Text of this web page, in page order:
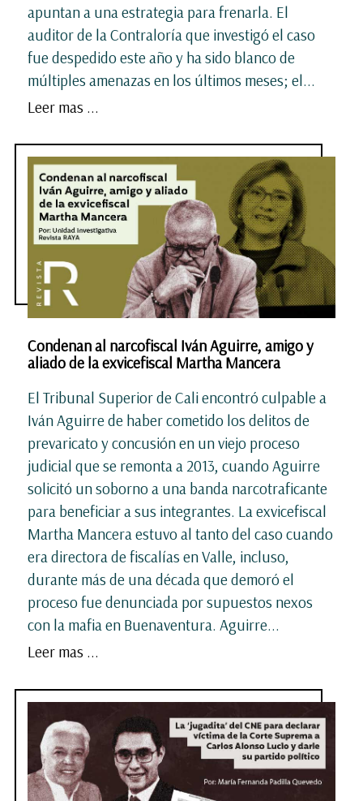
apuntan a una estrategia para frenarla. El
auditor de la Contraloría que investigó el caso
fue despedido este año y ha sido blanco de
múltiples amenazas en los últimos meses; el...
Leer mas ...
Condenan al narcofiscal Iván Aguirre, amigo y
aliado de la exvicefiscal Martha Mancera
El Tribunal Superior de Cali encontró culpable a
Iván Aguirre de haber cometido los delitos de
prevaricato y concusión en un viejo proceso
judicial que se remonta a 2013, cuando Aguirre
solicitó un soborno a una banda narcotraficante
para beneficiar a sus integrantes. La exvicefiscal
Martha Mancera estuvo al tanto del caso cuando
era directora de fiscalías en Valle, incluso,
durante más de una década que demoró el
proceso fue denunciada por supuestos nexos
con la mafia en Buenaventura. Aguirre...
Leer mas ...